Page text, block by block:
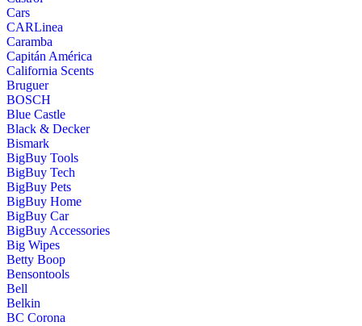
Cars
CARLinea
Caramba
Capitán América
California Scents
Bruguer
BOSCH
Blue Castle
Black & Decker
Bismark
BigBuy Tools
BigBuy Tech
BigBuy Pets
BigBuy Home
BigBuy Car
BigBuy Accessories
Big Wipes
Betty Boop
Bensontools
Bell
Belkin
BC Corona